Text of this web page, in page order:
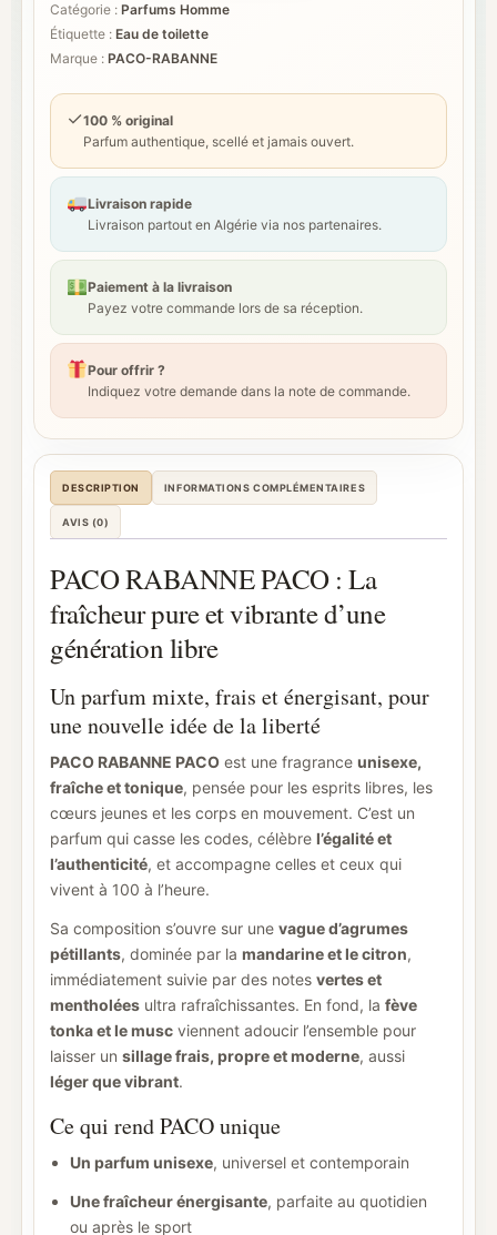
Catégorie : Parfums Homme
Étiquette : Eau de toilette
Marque : PACO-RABANNE
✓100 % original
Parfum authentique, scellé et jamais ouvert.
Livraison rapide
Livraison partout en Algérie via nos partenaires.
Paiement à la livraison
Payez votre commande lors de sa réception.
Pour offrir ?
Indiquez votre demande dans la note de commande.
DESCRIPTION INFORMATIONS COMPLÉMENTAIRES
AVIS (0)
PACO RABANNE PACO : La
fraîcheur pure et vibrante d’une
génération libre
Un parfum mixte, frais et énergisant, pour
une nouvelle idée de la liberté
PACO RABANNE PACO est une fragrance unisexe,
fraîche et tonique, pensée pour les esprits libres, les
cœurs jeunes et les corps en mouvement. C’est un
parfum qui casse les codes, célèbre l’égalité et
l’authenticité, et accompagne celles et ceux qui
vivent à 100 à l’heure.
Sa composition s’ouvre sur une vague d’agrumes
pétillants, dominée par la mandarine et le citron,
immédiatement suivie par des notes vertes et
mentholées ultra rafraîchissantes. En fond, la fève
tonka et le musc viennent adoucir l’ensemble pour
laisser un sillage frais, propre et moderne, aussi
léger que vibrant.
Ce qui rend PACO unique
Un parfum unisexe, universel et contemporain
Une fraîcheur énergisante, parfaite au quotidien
ou après le sport